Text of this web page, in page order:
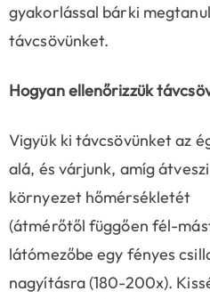
gyakorlással bárki
távcsövünket.
Hogyan ellenőrizzük
Vigyük ki távcsövünket az
alá, és várjunk, amíg
környezet hőmérsékletét
(átmérőtől függően fél-
látómezőbe egy fényes
nagyításra (180-200x).